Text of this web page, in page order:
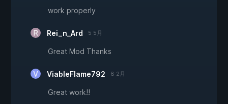
work properly
Rei_n_Ard 5 5月
Great Mod Thanks
ViableFlame792 8 2月
Great work!!